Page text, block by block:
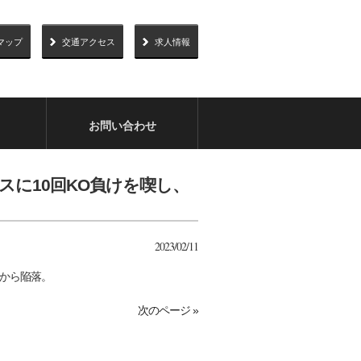
ップ 交通アクセス 求人情報
お問い合わせ
に10回KO負けを喫し、
2023/02/11
ら陥落。
次のページ »